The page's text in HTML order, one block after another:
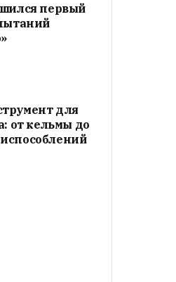
первый
для
от кельмы до